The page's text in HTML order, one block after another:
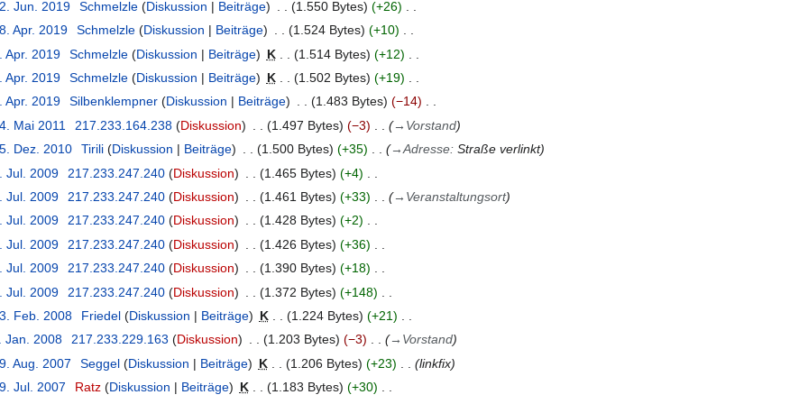
Jun. 2019 Schmelzle Diskussion Beiträge 1.550 Bytes
+26
Apr. 2019 Schmelzle Diskussion Beiträge 1.524 Bytes
+10
Apr. 2019 Schmelzle Diskussion Beiträge K 1.514 Bytes
+12
Apr. 2019 Schmelzle Diskussion Beiträge K 1.502 Bytes
+19
Apr. 2019 Silbenklempner Diskussion Beiträge 1.483 Bytes
−14
Mai 2011 217.233.164.238 Diskussion 1.497 Bytes −3 → Vorstand
Dez. 2010 Tirili Diskussion Beiträge 1.500 Bytes +35 →Adresse: Straße verlinkt
Jul. 2009 217.233.247.240 Diskussion 1.465 Bytes
+4
Jul. 2009 217.233.247.240 Diskussion 1.461 Bytes +33 → Veranstaltungsort
Jul. 2009 217.233.247.240 Diskussion 1.428 Bytes
+2
Jul. 2009 217.233.247.240 Diskussion 1.426 Bytes
+36
Jul. 2009 217.233.247.240 Diskussion 1.390 Bytes
+18
Jul. 2009 217.233.247.240 Diskussion 1.372 Bytes
+148
Feb. 2008 Friedel Diskussion Beiträge K 1.224 Bytes
+21
Jan. 2008 217.233.229.163 Diskussion 1.203 Bytes −3 → Vorstand
Aug. 2007 Seggel Diskussion Beiträge K 1.206 Bytes +23
linkfix
Jul. 2007 Ratz Diskussion Beiträge K 1.183 Bytes
+30